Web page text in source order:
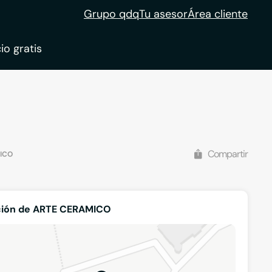
Grupo qdqTu asesorÁrea cliente
gratis
Compartir
de ARTE CERAMICO